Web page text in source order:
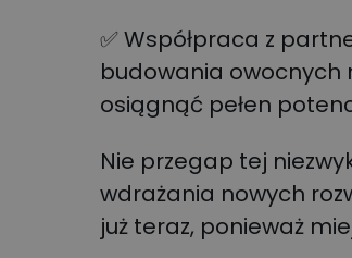
✅ Współpraca z
budowania owocnych
osiągnąć pełen
Nie przegap tej
wdrażania nowych
już teraz, ponieważ